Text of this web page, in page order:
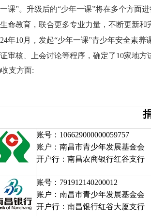
课”。升级后的“少年一课”将在多个方面
命教育，联合更多专业力量，不断更新和
年10月，发起“少年一课”青少年安全素
审核、上会讨论等程序，确定了10家地方
收支方面:
账号：106629000000059757
账户：南昌市青少年发展基金会
开户行：南昌农商银行红谷支行
账号：791912140200012
账户：南昌市青少年发展基金会
开户行：南昌银行红谷大厦支行